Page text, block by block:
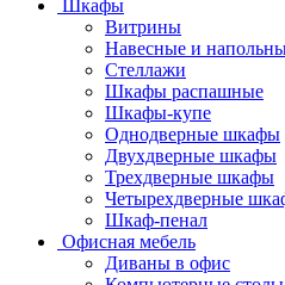
Шкафы
Витрины
Навесные и
Стеллажи
Шкафы распашные
Шкафы-купе
Однодверные шкафы
Двухдверные шкафы
Трехдверные шкафы
Четырехдверные
Шкаф-пенал
Офисная мебель
Диваны в офис